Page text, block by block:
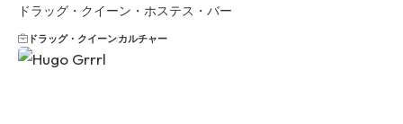
ドラッグ・クイーン・ホステス・バー
ドラッグ・クイーンカルチャー